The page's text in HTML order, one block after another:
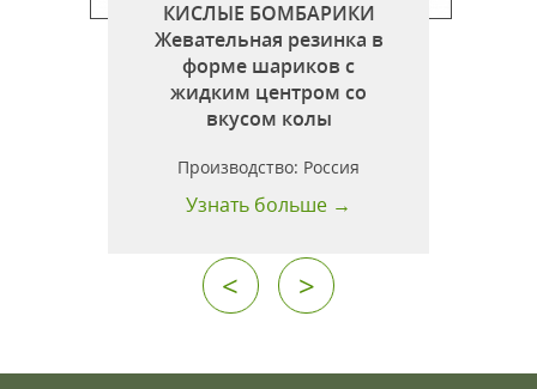
КИСЛЫЕ БОМБАРИКИ
Жевательная резинка в
форме шариков c
жидким центром со
вкусом колы
Производство: Россия
Узнать больше →
< >